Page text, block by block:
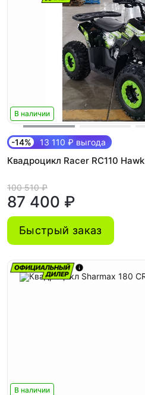
В наличии
-14% 13 110 ₽ выгода
Квадроцикл Racer RC110 Hawk
100 510 ₽
87 400 ₽
Быстрый заказ
В наличии